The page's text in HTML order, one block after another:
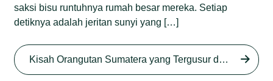
Sumatera di Rawa Tripa
Junaidi Hanafiah 27 Agu 2025
Begini Modus Perburuan
saksi bisu runtuhnya rumah besar mereka. Setiap
detiknya adalah jeritan sunyi yang […]
Kisah Orangutan Sumatera yang Tergusur dari Rumah Sendiri series